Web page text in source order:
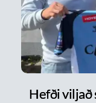
Hefði viljað